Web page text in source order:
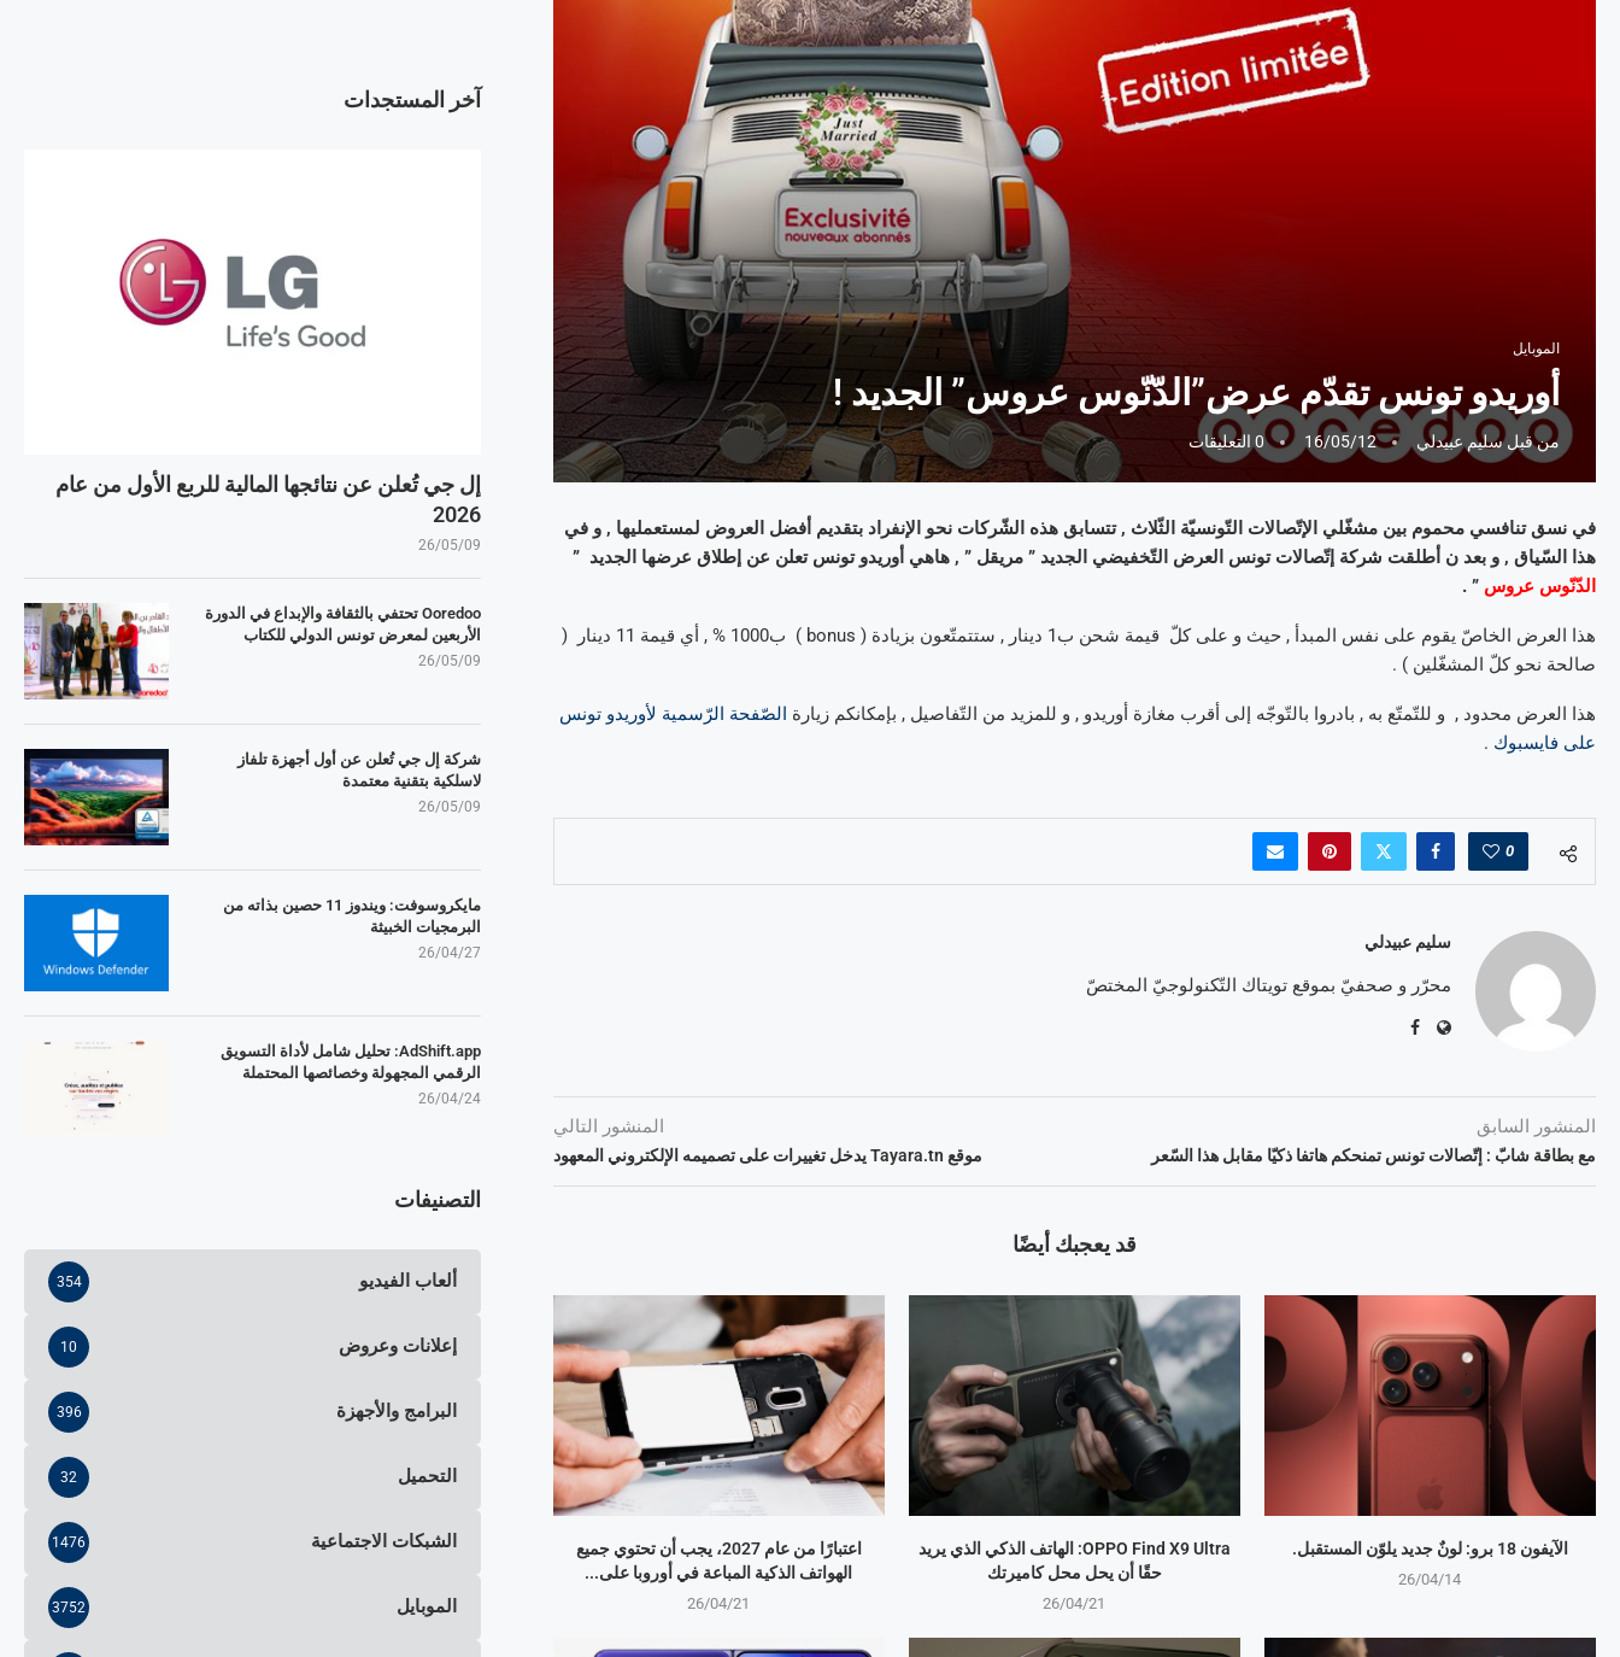
الموبايل
أوريدو تونس تقدّم عرض”الدّنّوس عروس” الجديد !
من قبلسليم عبيدلي 16/05/12 0 التعليقات
في نسق تنافسي محموم بين مشغّلي الإتّصالات التّونسيّة الثّلاث , تتسابق هذه الشّركات نحو الإنفراد بتقديم أفضل العروض لمستعمليها , و في
هذا السّياق , و بعد ن أطلقت شركة إتّصالات تونس العرض التّخفيضي الجديد ” مريقل ” , هاهي أوريدو تونس تعلن عن إطلاق عرضها الجديد ”
الدّنّوس عروس ” .
هذا العرض الخاصّ يقوم على نفس المبدأ , حيث و على كلّ قيمة شحن ب1 دينار , ستتمتّعون بزيادة ( bonus ) ب1000 % , أي قيمة 11 دينار (
صالحة نحو كلّ المشغّلين ) .
هذا العرض محدود , و للتّمتّع به , بادروا بالتّوجّه إلى أقرب مغازة أوريدو , و للمزيد من التّفاصيل , بإمكانكم زيارة الصّفحة الرّسمية لأوريدو تونس
على فايسبوك .
0
سليم عبيدلي
محرّر و صحفيّ بموقع تويتاك التّكنولوجيّ المختصّ
المنشور السابق
مع بطاقة شابّ : إتّصالات تونس تمنحكم هاتفا ذكيّا مقابل هذا السّعر
المنشور التالي
موقع Tayara.tn يدخل تغييرات على تصميمه الإلكتروني المعهود
قد يعجبك أيضًا
اعتبارًا من عام 2027، يجب أن تحتوي جميع
الهواتف الذكية المباعة في أوروبا على...
26/04/21
OPPO Find X9 Ultra: الهاتف الذكي الذي يريد
حقًا أن يحل محل كاميرتك
26/04/21
الآيفون 18 برو: لونٌ جديد يلوّن المستقبل.
26/04/14
آخر المستجدات
إل جي تُعلن عن نتائجها المالية للربع الأول من عام
2026
26/05/09
Ooredoo تحتفي بالثقافة والإبداع في الدورة
الأربعين لمعرض تونس الدولي للكتاب
26/05/09
شركة إل جي تُعلن عن أول أجهزة تلفاز
لاسلكية بتقنية معتمدة
26/05/09
مايكروسوفت: ويندوز 11 حصين بذاته من
البرمجيات الخبيثة
26/04/27
AdShift.app: تحليل شامل لأداة التسويق
الرقمي المجهولة وخصائصها المحتملة
26/04/24
التصنيفات
ألعاب الفيديو 354
إعلانات وعروض 10
البرامج والأجهزة 396
التحميل 32
الشبكات الاجتماعية 1476
الموبايل 3752